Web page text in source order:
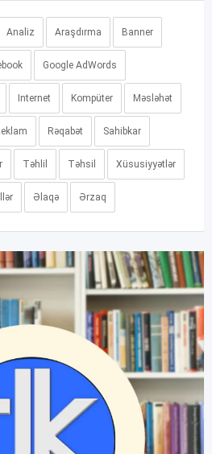
Analiz Araşdırma Banner
Google AdWords
Internet Kompüter Məsləhət
Rəqabət Sahibkar
Təhlil Təhsil Xüsusiyyətlər
Əlaqə Ərzaq